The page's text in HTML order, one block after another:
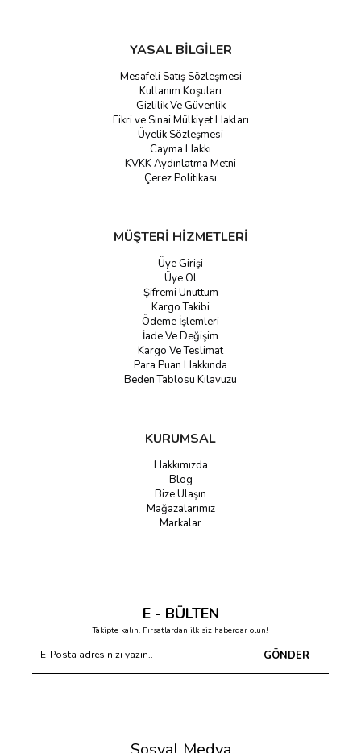
YASAL BİLGİLER
Mesafeli Satış Sözleşmesi
Kullanım Koşuları
Gizlilik Ve Güvenlik
Fikri ve Sınai Mülkiyet Hakları
Üyelik Sözleşmesi
Cayma Hakkı
KVKK Aydınlatma Metni
Çerez Politikası
MÜŞTERİ HİZMETLERİ
Üye Girişi
Üye Ol
Şifremi Unuttum
Kargo Takibi
Ödeme İşlemleri
İade Ve Değişim
Kargo Ve Teslimat
Para Puan Hakkında
Beden Tablosu Kılavuzu
KURUMSAL
Hakkımızda
Blog
Bize Ulaşın
Mağazalarımız
Markalar
E - BÜLTEN
Takipte kalın. Fırsatlardan ilk siz haberdar olun!
GÖNDER